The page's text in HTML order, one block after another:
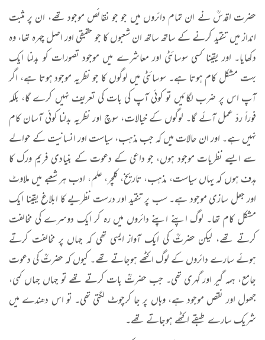
حضرت اقدسؒ نے ان تمام دائروں میں جو جو نقائص موجود تھے، ان پر مثبت
انداز میں تنقید کرنے کے ساتھ ساتھ ان شعبوں کا جو حقیقی اور اصل چہرہ تھا، وہ
دکھایا۔ اور یقینا کسی سوسائٹی اور معاشرے میں موجود تصورات کو بدلنا ایک
بہت مشکل کام ہوتا ہے۔ سوسائٹی میں لوگوں کا جو نظریہ موجود ہوتا ہے، اگر
آپ اس پر ضرب لگائیں تو کوئی آپ کی بات کی تعریف نہیں کرے گا، بلکہ
فوراً ردّ عمل آئے گا۔ لوگوں کے خیالات، سوچ اور نظریہ بدلنا کوئی آسان کام
نہیں ہے۔ اور ان حالات میں کہ جب مذہب، سیاست اور انسانیت کے حوالے
سے ایسے نظریات موجود ہوں، جو داعی کے دعوت کے بنیادی فریم ورک کا
ہدف ہوں کہ یہاں سیاست، مذہب، تاریخ، کلچر، علم، ادب ہر شعبے میں ملاوٹ
اور جعل سازی موجود ہے۔ سب پر تنقید اور درست نظریے کا ابلاغ یقینا ایک
مشکل کام تھا۔ لوگ اپنے اپنے دائروں میں رہ کر ایک دوسرے کی مخالفت
کرتے تھے، لیکن حضرتؒ کی ایک آواز ایسی تھی کہ جہاں پر مخالفت کرتے
ہوئے سارے دائروں کے لوگ اکٹھے ہوجاتے تھے۔ کیوں کہ حضرتؒ کی دعوت
جامع، ہمہ گیر اور گہری تھی۔ جب حضرتؒ بات کرتے تھے تو جہاں جہاں کمی،
جھول اور نقص موجود ہے، وہاں پر جا کرچوٹ لگتی تھی۔ تو اس دھندے میں
شریک سارے طبقے اکٹھے ہوجاتے تھے۔